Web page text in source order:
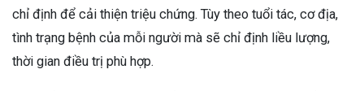
chỉ định để cải thiện triệu chứng. Tùy theo tuổi tác, cơ địa,
tình trạng bệnh của mỗi người mà sẽ chỉ định liều lượng,
thời gian điều trị phù hợp.